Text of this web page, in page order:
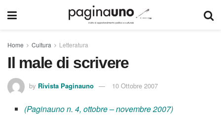
Home Cultura Letteratura
Il male di scrivere
by Rivista Paginauno 10 Ottobre 2007
(Paginauno n. 4, ottobre – novembre 2007)